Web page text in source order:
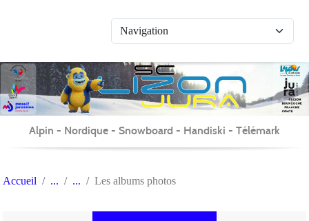
Alpin - Nordique - Snowboard - Handiski - Télémark
Accueil Les albums photos